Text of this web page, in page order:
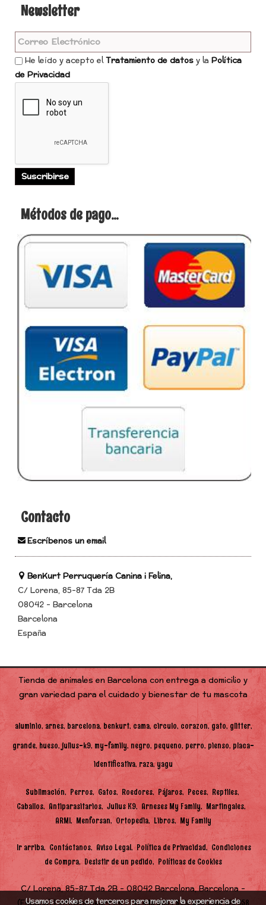
Newsletter
He leído y acepto elTratamiento de datosy la Política
de Privacidad
Métodos de pago...
Contacto
Escríbenos un email
BenKurt Perruquería Canina i Felina,
C/ Lorena, 85-87 Tda 2B
08042 - Barcelona
Barcelona
España
Tienda de animales en Barcelona con entrega a domicilio y
gran variedad para el cuidado y bienestar de tu mascota
aluminio arnes barcelona benkurt cama circulo corazon gato glitter
grande hueso julius-k9 my-family negro pequeno perro pienso placa-
identificativa raza yagu
Sublimación Perros Gatos Roedores Pájaros Peces
Reptiles
Caballos Antiparasitarios Julius K9 Arneses My Family
Martingales
ARMI
Menforsan Ortopedia Libros My Family
Ir arriba Contáctanos Aviso Legal Política de Privacidad Condiciones
de Compra Desistir de un pedido Políticas de Cookies
C/ Lorena, 85-87 Tda 2B - 08042 Barcelona, Barcelona -
747 448 968 Solo Whatsapp 625 058
Usamos cookies de terceros para mejorar la experiencia de